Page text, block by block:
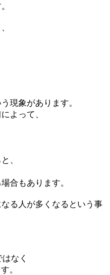
現象があります。
よって、
、
合もあります。
る人が多くなるという事
なく
。